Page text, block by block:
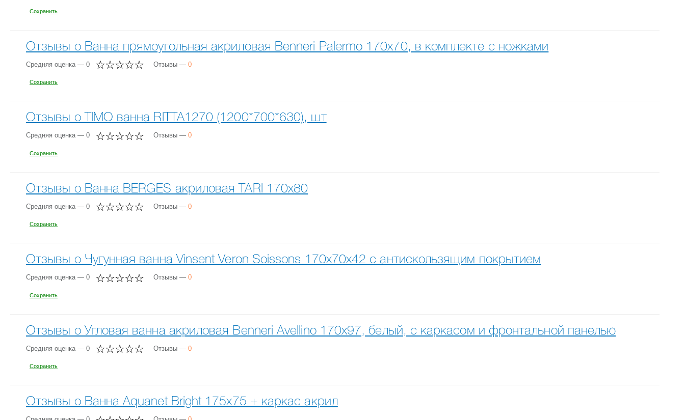
Сохранить
Отзывы о Ванна прямоугольная акриловая Benneri Palermo 170x70, в комплекте с ножками
Средняя оценка — 0 Отзывы — 0
Сохранить
Отзывы о TIMO ванна RITTA1270 (1200*700*630), шт
Средняя оценка — 0 Отзывы — 0
Сохранить
Отзывы о Ванна BERGES акриловая TARI 170x80
Средняя оценка — 0 Отзывы — 0
Сохранить
Отзывы о Чугунная ванна Vinsent Veron Soissons 170x70x42 с антискользящим покрытием
Средняя оценка — 0 Отзывы — 0
Сохранить
Отзывы о Угловая ванна акриловая Benneri Avellino 170x97, белый, с каркасом и фронтальной панелью
Средняя оценка — 0 Отзывы — 0
Сохранить
Отзывы о Ванна Aquanet Bright 175x75 + каркас акрил